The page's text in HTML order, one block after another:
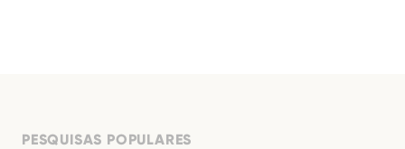
PESQUISAS POPULARES